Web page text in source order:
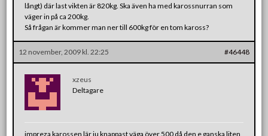
långt) där last vikten är 820kg. Ska även ha med karossnurran som
väger in på ca 200kg.
Så frågan är kommer man ner till 600kg för en tom kaross?
12 november, 2009 kl. 22:25 #46448
xzeus
Deltagare
impreza karossen lär ju knappast väga över 500 då den e ganska liten